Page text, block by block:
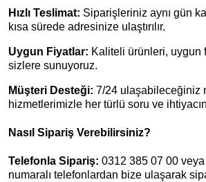
Hızlı Teslimat: Siparişleriniz aynı gün
kısa sürede adresinize ulaştırılır.
Uygun Fiyatlar: Kaliteli ürünleri, uygun
sizlere sunuyoruz.
Müşteri Desteği: 7/24 ulaşabileceğiniz
hizmetlerimizle her türlü soru ve
Nasıl Sipariş Verebilirsiniz?
Telefonla Sipariş: 0312 385 07 00
numaralı telefonlardan bize ulaşarak